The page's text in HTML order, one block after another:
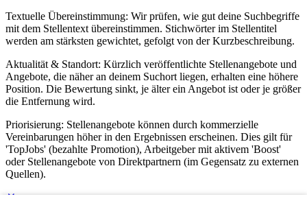
Textuelle Übereinstimmung: Wir prüfen, wie gut deine Suchbegriffe
mit dem Stellentext übereinstimmen. Stichwörter im Stellentitel
werden am stärksten gewichtet, gefolgt von der Kurzbeschreibung.
Aktualität & Standort: Kürzlich veröffentlichte Stellenangebote und
Angebote, die näher an deinem Suchort liegen, erhalten eine höhere
Position. Die Bewertung sinkt, je älter ein Angebot ist oder je größer
die Entfernung wird.
Priorisierung: Stellenangebote können durch kommerzielle
Vereinbarungen höher in den Ergebnissen erscheinen. Dies gilt für
'TopJobs' (bezahlte Promotion), Arbeitgeber mit aktivem 'Boost'
oder Stellenangebote von Direktpartnern (im Gegensatz zu externen
Quellen).